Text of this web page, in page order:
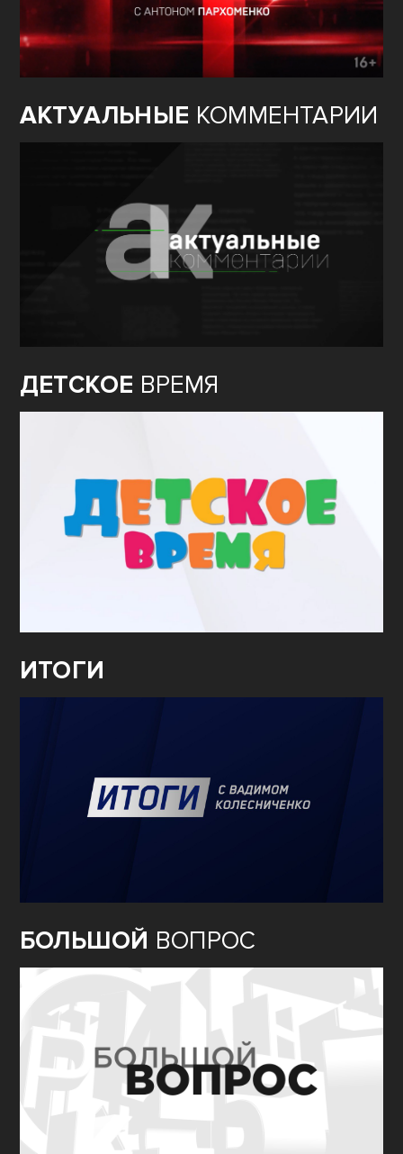
АКТУАЛЬНЫЕ КОММЕНТАРИИ
ДЕТСКОЕ ВРЕМЯ
ИТОГИ
БОЛЬШОЙ ВОПРОС